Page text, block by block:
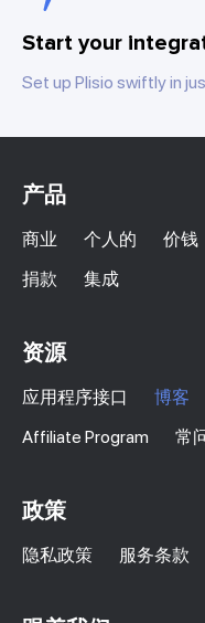
Start your
Set up Plisio swiftly in
产品
商业 个人的 价钱
捐款
集成
资源
应用程序接口 博客
Affiliate Program
常
政策
隐私政策 服务条款